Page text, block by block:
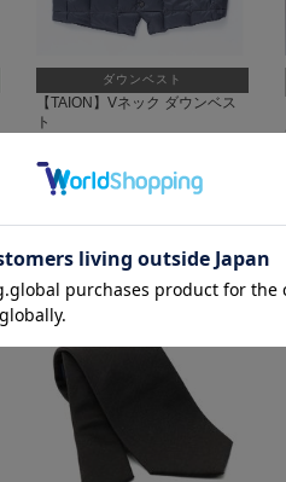
ダウンベスト
【TAION】Vネック ダウンベス
ト